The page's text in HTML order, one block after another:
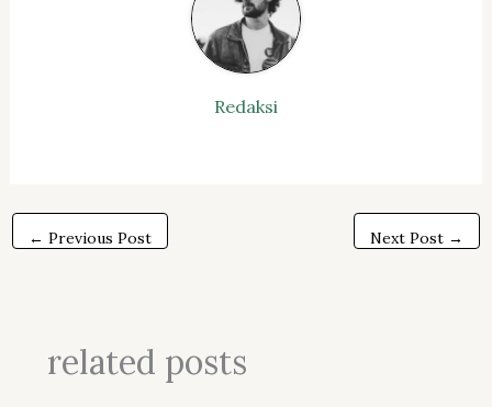
Redaksi
← Previous Post Next Post →
related posts